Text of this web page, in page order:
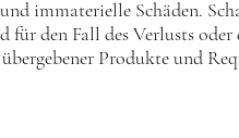
immaterielle Schäden.
für den Fall des Verlusts
Produkte und